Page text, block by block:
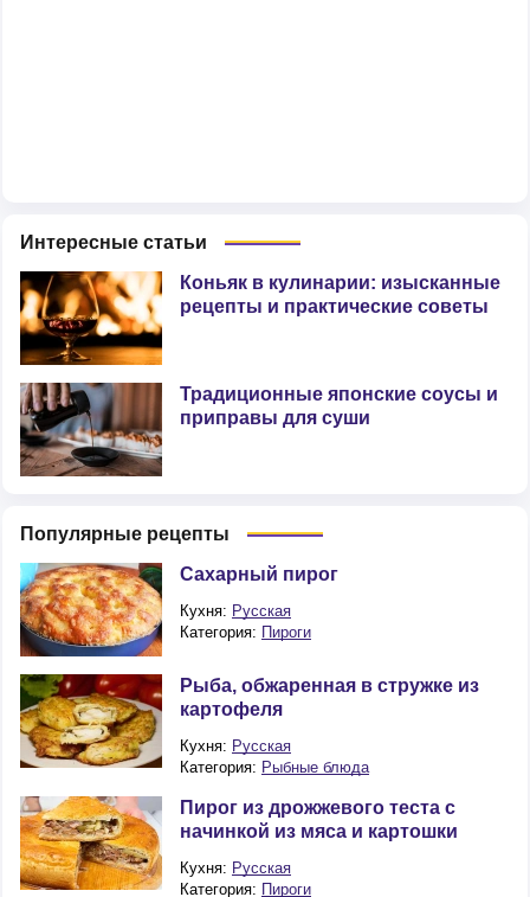
Интересные статьи
Коньяк в кулинарии: изысканные
рецепты и практические советы
Традиционные японские соусы и
приправы для суши
Популярные рецепты
Сахарный пирог
Кухня: Русская
Категория: Пироги
Рыба, обжаренная в стружке из
картофеля
Кухня: Русская
Категория: Рыбные блюда
Пирог из дрожжевого теста с
начинкой из мяса и картошки
Кухня: Русская
Категория: Пироги